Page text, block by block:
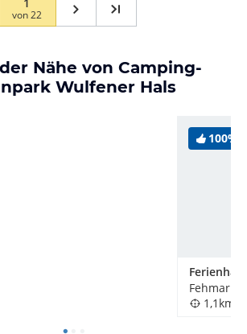
von22
Nähe von Camping-
Wulfener Hals
100%
Fehmarn,
1,1km